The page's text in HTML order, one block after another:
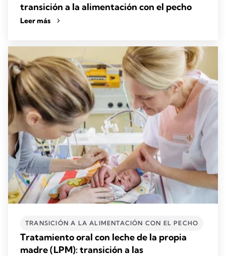
transición a la alimentación con el pecho
Leer más
TRANSICIÓN A LA ALIMENTACIÓN CON EL PECHO
Tratamiento oral con leche de la propia
madre (LPM): transición a las